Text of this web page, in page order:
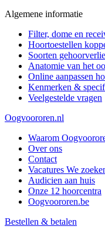
Algemene informatie
Filter, dome en
Hoortoestellen
Soorten
Anatomie van het
Online aanpassen
Kenmerken &
Veelgestelde vragen
Oogvoororen.nl
Waarom
Over ons
Contact
Vacatures We
Audicien aan huis
Onze 12 hoorcentra
Oogvoororen.be
Bestellen & betalen